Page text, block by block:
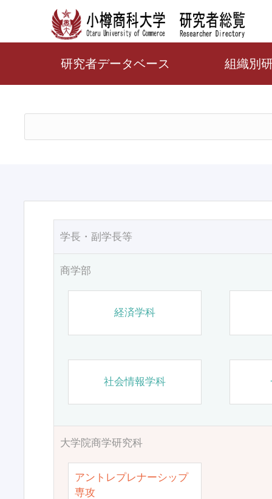
研究者データベース 組織別
学長・副学長等
商学部
経済学科
社会情報学科
大学院商学研究科
アントレプレナーシップ
専攻